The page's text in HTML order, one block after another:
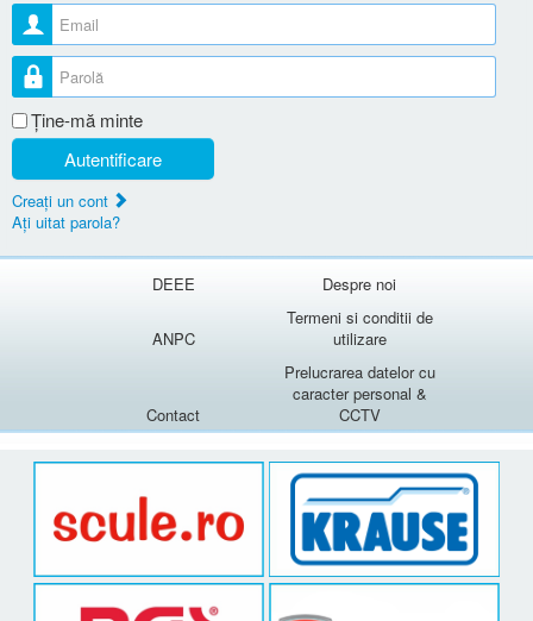
Nume utilizator
Parolă
Ţine-mă minte
Autentificare
Creaţi un cont
Aţi uitat parola?
DEEE Despre noi
ANPC
Termeni si conditii de
utilizare
Contact
Prelucrarea datelor cu
caracter personal &
CCTV